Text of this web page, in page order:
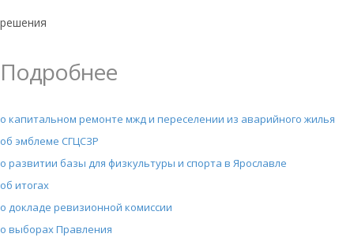
решения
Подробнее
о капитальном ремонте мжд и переселении из аварийного жилья
об эмблеме СГЦСЗР
о развитии базы для физкультуры и спорта в Ярославле
об итогах
о докладе ревизионной комиссии
о выборах Правления